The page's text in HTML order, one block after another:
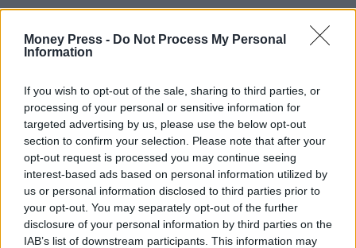
Money Press - Do Not Process My Personal
Information
If you wish to opt-out of the sale, sharing to third parties, or
processing of your personal or sensitive information for
targeted advertising by us, please use the below opt-out
section to confirm your selection. Please note that after your
opt-out request is processed you may continue seeing
interest-based ads based on personal information utilized by
us or personal information disclosed to third parties prior to
your opt-out. You may separately opt-out of the further
disclosure of your personal information by third parties on the
IAB’s list of downstream participants. This information may